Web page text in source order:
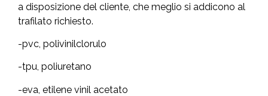
a disposizione del cliente, che meglio si addicono al
trafilato richiesto.
-pvc, polivinilclorulo
-tpu, poliuretano
-eva, etilene vinil acetato